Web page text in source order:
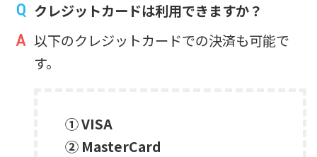
クレジットカードは利用できますか？
以下のクレジットカードでの決済も可能で
す。
① VISA
② MasterCard